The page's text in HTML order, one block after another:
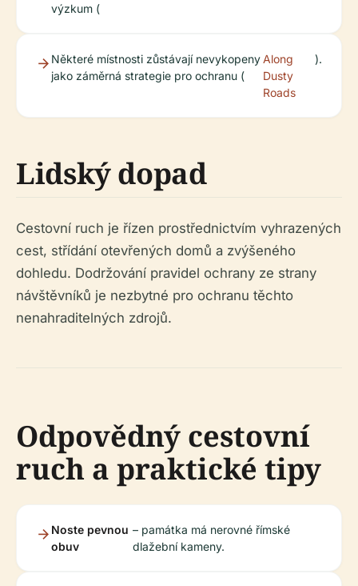
výzkum (
Některé místnosti zůstávají nevykopeny
jako záměrná strategie pro ochranu (
Along
Dusty
Roads
).
Lidský dopad
Cestovní ruch je řízen prostřednictvím vyhrazených
cest, střídání otevřených domů a zvýšeného
dohledu. Dodržování pravidel ochrany ze strany
návštěvníků je nezbytné pro ochranu těchto
nenahraditelných zdrojů.
Odpovědný cestovní
ruch a praktické tipy
Noste pevnou
obuv
– památka má nerovné římské
dlažební kameny.